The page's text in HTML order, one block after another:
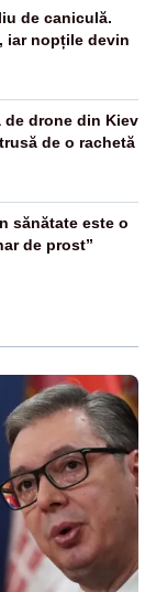
de caniculă.
iar nopțile devin
de drone din Kiev
de o rachetă
sănătate este o
de prost”